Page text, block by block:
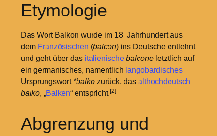
Etymologie
Das Wort Balkon wurde im 18. Jahrhundert aus
dem Französischen (balcon) ins Deutsche entlehnt
und geht über das italienische balconeletztlich auf
ein germanisches, namentlich langobardisches
Ursprungswort *balkozurück, das althochdeutsch
balko, „Balken“ entspricht. [2]
Abgrenzung und